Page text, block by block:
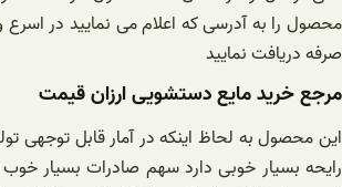
محصول را به آدرسی که اعلام می نمایید در
صرفه دریافت نمایید
مرجع خرید مایع دستشویی ارزان قیمت
این محصول به لحاظ اینکه در آمار قابل توجهی
رایحه بسیار خوبی دارد سهم صادرات بسیار